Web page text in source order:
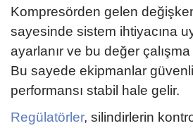
Kompresörden gelen
sayesinde sistem ihtiyacına
ayarlanır ve bu değer
Bu sayede ekipmanlar güvenli
performansı stabil hale gelir.
Regülatörler, silindirlerin